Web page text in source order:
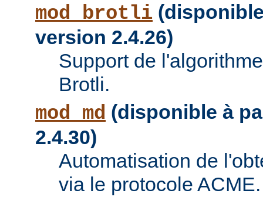
mod_brotli
version 2.4.26)
Support de
Brotli.
mod_md (disponible à
2.4.30)
Automatisation de
via le protocole ACME.